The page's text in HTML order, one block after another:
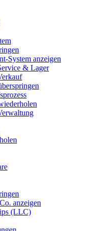
System anzeigen
& Lager
anzeigen
(LLC)